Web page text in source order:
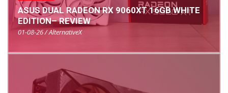
ASUS DUAL RADEON RX 9060XT 16GB WHITE
EDITION– REVIEW
01-08-26 / AlternativeX